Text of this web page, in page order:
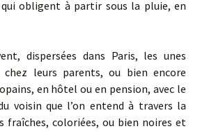
obligent à partir sous la pluie, en
dispersées dans Paris, les unes
chez leurs parents, ou bien encore
en hôtel ou en pension, avec le
voisin que l’on entend à travers la
fraîches, coloriées, ou bien noires et